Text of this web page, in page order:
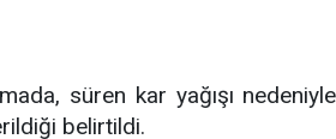
süren kar yağışı
belirtildi.